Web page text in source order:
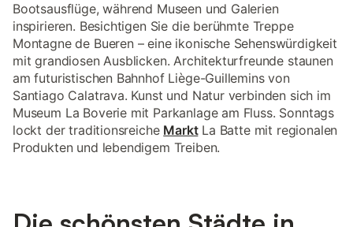
Bootsausflüge, während Museen und Galerien
inspirieren. Besichtigen Sie die berühmte Treppe
Montagne de Bueren – eine ikonische Sehenswürdigkeit
mit grandiosen Ausblicken. Architekturfreunde staunen
am futuristischen Bahnhof Liège-Guillemins von
Santiago Calatrava. Kunst und Natur verbinden sich im
Museum La Boverie mit Parkanlage am Fluss. Sonntags
lockt der traditionsreiche MarktLa Batte mit regionalen
Produkten und lebendigem Treiben.